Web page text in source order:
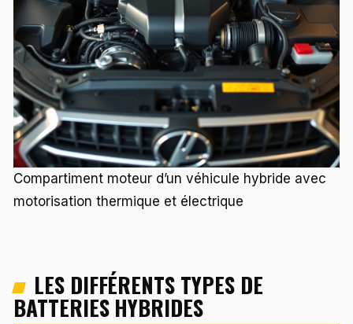
Compartiment moteur d’un véhicule hybride avec
motorisation thermique et électrique
LES DIFFÉRENTS TYPES DE
BATTERIES HYBRIDES